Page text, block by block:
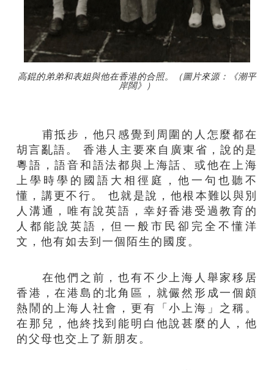
高錕的弟弟和表姐與他在香港的合照。（圖片來源：《潮平
岸闊》）
甫抵步，他只感覺到周圍的人怎麼都在
胡言亂語。 香港人主要來自廣東省，說的是
粵語，語音和語法都與上海話、或他在上海
上學時學的國語大相徑庭，他一句也聽不
懂，講更不行。 也就是說，他根本難以與別
人溝通，唯有說英語，幸好香港受過教育的
人都能說英語，但一般市民卻完全不懂洋
文，他有如去到一個陌生的國度。
在他們之前，也有不少上海人舉家移居
香港，在港島的北角區，就儼然形成一個頗
熱鬧的上海人社會，更有「小上海」之稱。
在那兒，他終找到能明白他說甚麼的人，他
的父母也交上了新朋友。